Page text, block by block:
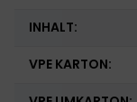
INHALT:
VPE KARTON: